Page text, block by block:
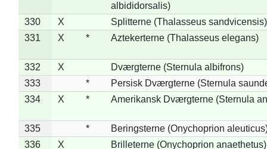
albididorsalis)
330
X
Splitterne (Thalasseus sandvicensis)
331
X * Aztekerterne (Thalasseus elegans)
332 X
Dværgterne (Sternula albifrons)
333
*
Persisk Dværgterne (Sternula
334
X * Amerikansk Dværgterne (Sternula
335 *
Beringsterne (Onychoprion
336
X Brilleterne (Onychoprion anaethetus)